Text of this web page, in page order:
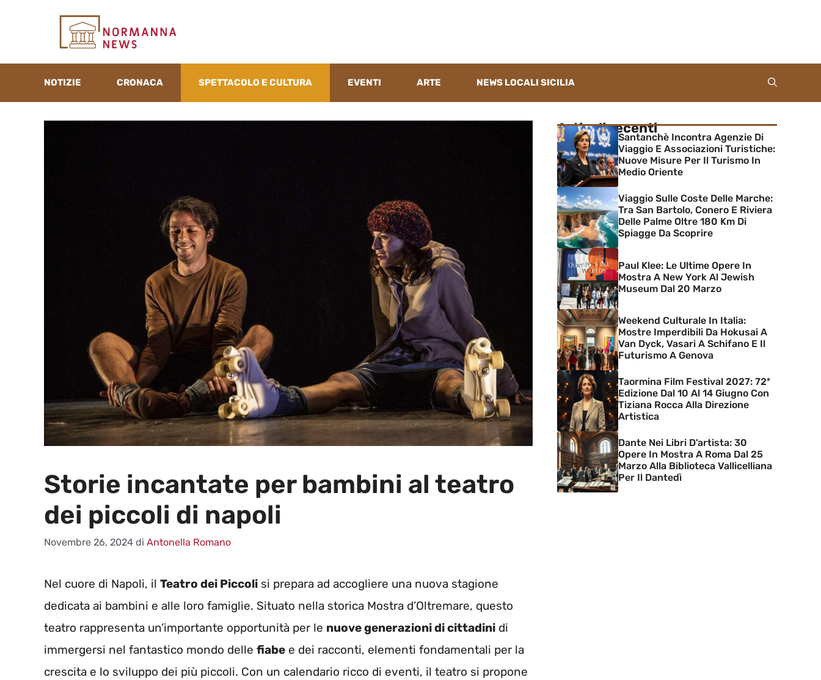
NOTIZIE CRONACA SPETTACOLO E CULTURA EVENTI ARTE NEWS LOCALI SICILIA
Storie incantate per bambini al teatro
dei piccoli di napoli
Novembre 26, 2024 di Antonella Romano
Nel cuore di Napoli, il Teatro dei Piccoli si prepara ad accogliere una nuova stagione
dedicata ai bambini e alle loro famiglie. Situato nella storica Mostra d’Oltremare, questo
teatro rappresenta un’importante opportunità per le nuove generazioni di cittadini di
immergersi nel fantastico mondo delle fiabe e dei racconti, elementi fondamentali per la
crescita e lo sviluppo dei più piccoli. Con un calendario ricco di eventi, il teatro si propone
Articoli recenti
Santanchè Incontra Agenzie Di
Viaggio E Associazioni Turistiche:
Nuove Misure Per Il Turismo In
Medio Oriente
Viaggio Sulle Coste Delle Marche:
Tra San Bartolo, Conero E Riviera
Delle Palme Oltre 180 Km Di
Spiagge Da Scoprire
Paul Klee: Le Ultime Opere In
Mostra A New York Al Jewish
Museum Dal 20 Marzo
Weekend Culturale In Italia:
Mostre Imperdibili Da Hokusai A
Van Dyck, Vasari A Schifano E Il
Futurismo A Genova
Taormina Film Festival 2027: 72ª
Edizione Dal 10 Al 14 Giugno Con
Tiziana Rocca Alla Direzione
Artistica
Dante Nei Libri D’artista: 30
Opere In Mostra A Roma Dal 25
Marzo Alla Biblioteca Vallicelliana
Per Il Dantedì